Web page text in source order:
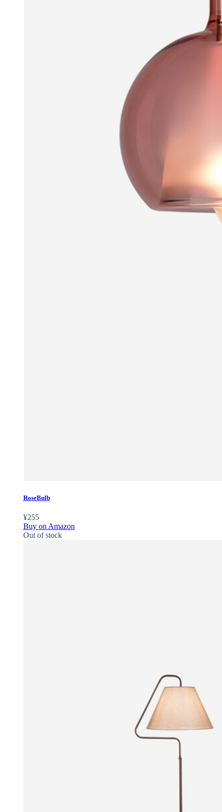
RoseBulb
¥255
Buy on Amazon
Out of stock